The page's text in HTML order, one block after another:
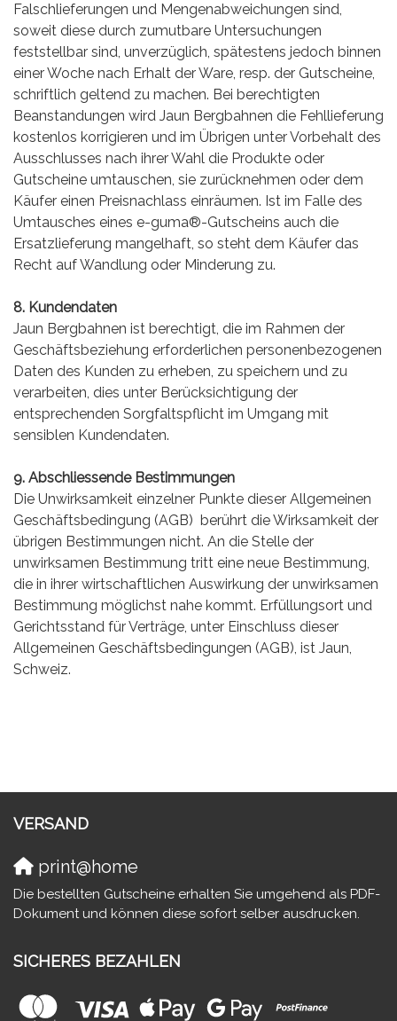
Falschlieferungen und Mengenabweichungen sind,
soweit diese durch zumutbare Untersuchungen
feststellbar sind, unverzüglich, spätestens jedoch binnen
einer Woche nach Erhalt der Ware, resp. der Gutscheine,
schriftlich geltend zu machen. Bei berechtigten
Beanstandungen wird Jaun Bergbahnen die Fehllieferung
kostenlos korrigieren und im Übrigen unter Vorbehalt des
Ausschlusses nach ihrer Wahl die Produkte oder
Gutscheine umtauschen, sie zurücknehmen oder dem
Käufer einen Preisnachlass einräumen. Ist im Falle des
Umtausches eines e-guma®-Gutscheins auch die
Ersatzlieferung mangelhaft, so steht dem Käufer das
Recht auf Wandlung oder Minderung zu.
8. Kundendaten
Jaun Bergbahnen ist berechtigt, die im Rahmen der
Geschäftsbeziehung erforderlichen personenbezogenen
Daten des Kunden zu erheben, zu speichern und zu
verarbeiten, dies unter Berücksichtigung der
entsprechenden Sorgfaltspflicht im Umgang mit
sensiblen Kundendaten.
9. Abschliessende Bestimmungen
Die Unwirksamkeit einzelner Punkte dieser Allgemeinen
Geschäftsbedingung (AGB) berührt die Wirksamkeit der
übrigen Bestimmungen nicht. An die Stelle der
unwirksamen Bestimmung tritt eine neue Bestimmung,
die in ihrer wirtschaftlichen Auswirkung der unwirksamen
Bestimmung möglichst nahe kommt. Erfüllungsort und
Gerichtsstand für Verträge, unter Einschluss dieser
Allgemeinen Geschäftsbedingungen (AGB), ist Jaun,
Schweiz.
VERSAND
print@home
Die bestellten Gutscheine erhalten Sie umgehend als PDF-
Dokument und können diese sofort selber ausdrucken.
SICHERES BEZAHLEN